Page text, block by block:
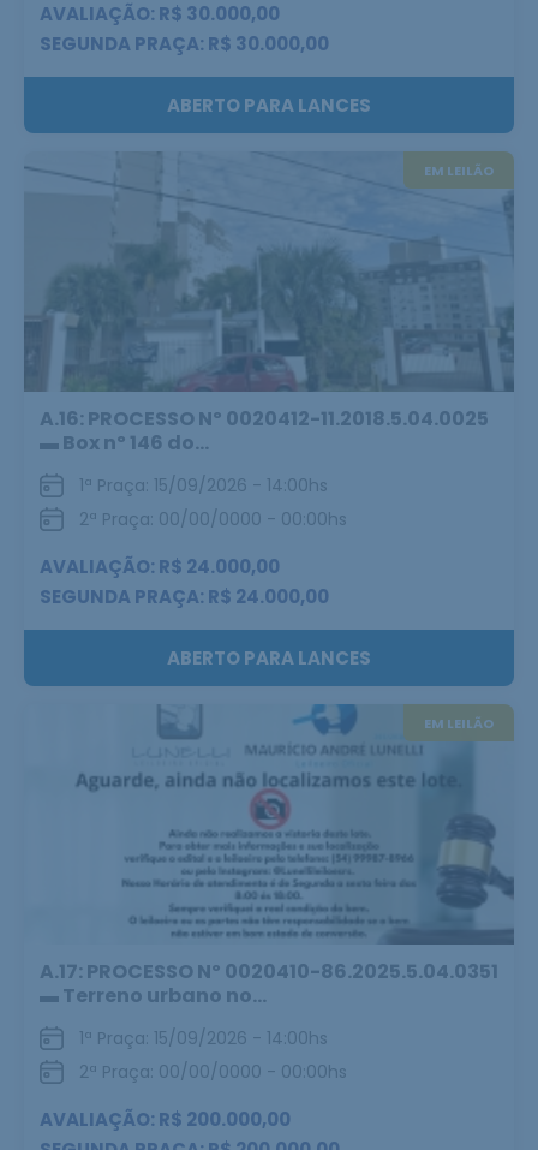
AVALIAÇÃO: R$ 30.000,00
SEGUNDA PRAÇA: R$ 30.000,00
ABERTO PARA LANCES
EM LEILÃO
A.16: PROCESSO Nº 0020412-11.2018.5.04.0025
▬ Box nº 146 do...
1ª Praça: 15/09/2026 - 14:00hs
2ª Praça: 00/00/0000 - 00:00hs
AVALIAÇÃO: R$ 24.000,00
SEGUNDA PRAÇA: R$ 24.000,00
ABERTO PARA LANCES
EM LEILÃO
A.17: PROCESSO Nº 0020410-86.2025.5.04.0351
▬ Terreno urbano no...
1ª Praça: 15/09/2026 - 14:00hs
2ª Praça: 00/00/0000 - 00:00hs
AVALIAÇÃO: R$ 200.000,00